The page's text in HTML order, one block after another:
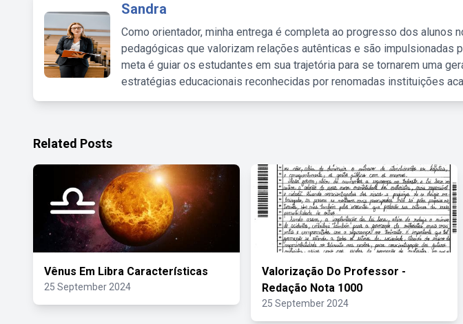
Sandra
Como orientador, minha entrega é completa ao progresso dos alunos
pedagógicas que valorizam relações autênticas e são impulsionadas
meta é guiar os estudantes em sua trajetória para se tornarem uma
estratégias educacionais reconhecidas por renomadas instituições
Related Posts
Vênus Em Libra Características
25 September 2024
Valorização Do Professor -
Redação Nota 1000
25 September 2024